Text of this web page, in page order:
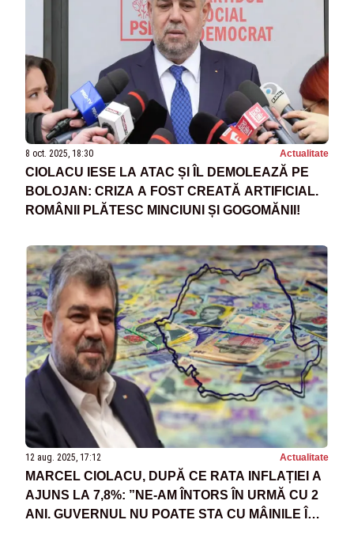
8 oct. 2025, 18:30 Actualitate
CIOLACU IESE LA ATAC ȘI ÎL DEMOLEAZĂ PE
BOLOJAN: CRIZA A FOST CREATĂ ARTIFICIAL.
ROMÂNII PLĂTESC MINCIUNI ȘI GOGOMĂNII!
12 aug. 2025, 17:12 Actualitate
MARCEL CIOLACU, DUPĂ CE RATA INFLAȚIEI A
AJUNS LA 7,8%: ”NE-AM ÎNTORS ÎN URMĂ CU 2
ANI. GUVERNUL NU POATE STA CU MÂINILE ÎN